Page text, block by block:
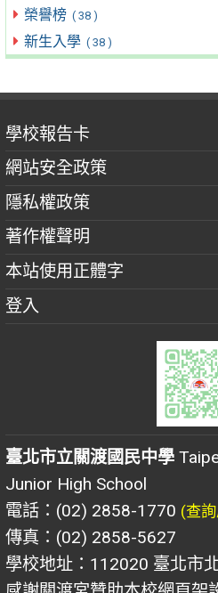
榮譽榜 ( 38 )
新生入學 ( 38 )
學校報告卡
網站安全政策
隱私權政策
著作權聲明
本站使用正體字
登入
臺北市立關渡國民中學
Junior High School
電話：(02) 2858-1770 (查
傳真：(02) 2858-5627
學校地址：112020 臺北市